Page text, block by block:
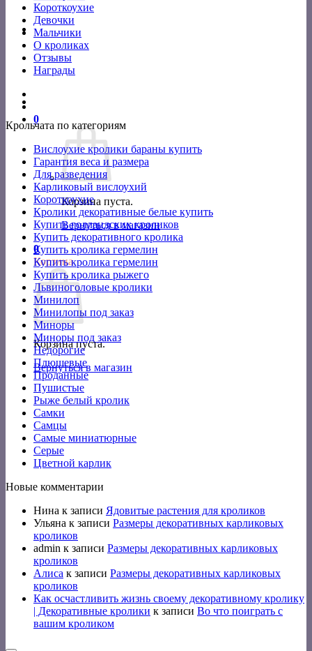
Короткоухие
Девочки
Мальчики
О кроликах
Отзывы
Награды
0
Корзина пуста.
Вернуться в магазин
0
Корзина
Корзина пуста.
Вернуться в магазин
Крольчата по категориям
Вислоухие кролики бараны купить
Гарантия веса и размера
Для разведения
Карликовый вислоухий
Короткоухие
Кролики декоративные белые купить
Купить голландских кроликов
Купить декоративного кролика
Купить кролика гермелин
Купить кролика гермелин
Купить кролика рыжего
Львиноголовые кролики
Минилоп
Минилопы под заказ
Миноры
Миноры под заказ
Недорогие
Плюшевые
Проданные
Пушистые
Рыже белый кролик
Самки
Самцы
Самые миниатюрные
Серые
Цветной карлик
Новые комментарии
Нина к записи Ядовитые растения для кроликов
Ульяна к записи Размеры декоративных карликовых
кроликов
admin к записи Размеры декоративных карликовых
кроликов
Алиса к записи Размеры декоративных карликовых
кроликов
Как осчастливить жизнь своему декоративному кролику
| Декоративные кролики к записи Во что поиграть с
вашим кроликом